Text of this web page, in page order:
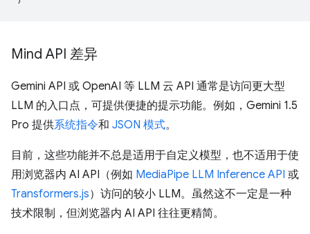
Mind API 差异
Gemini API 或 OpenAI 等 LLM 云 API 通常是访问更大型
LLM 的入口点，可提供便捷的提示功能。例如，Gemini 1.5
Pro 提供系统指令和 JSON 模式。
目前，这些功能并不总是适用于自定义模型，也不适用于使
用浏览器内 AI API（例如 MediaPipe LLM Inference API 或
Transformers.js）访问的较小 LLM。虽然这不一定是一种
技术限制，但浏览器内 AI API 往往更精简。